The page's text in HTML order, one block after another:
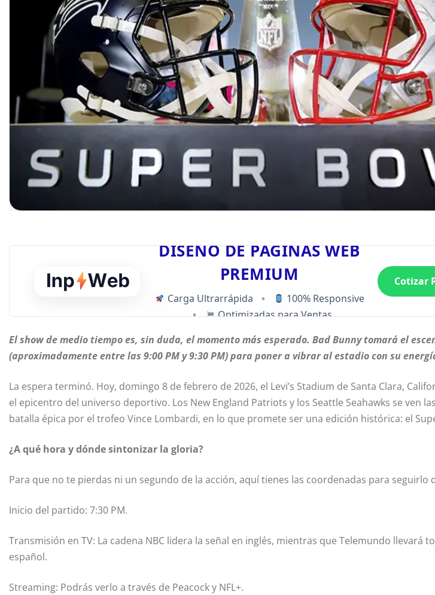
DISEÑO DE PÁGINAS WEB
PREMIUM
Carga Ultrarrápida •
100% Responsive
•
Optimizadas para Ventas
Cotizar
El show de medio tiempo es, sin duda, el momento más esperado. Bad Bunny tomará el
(aproximadamente entre las 9:00 PM y 9:30 PM) para poner a vibrar al estadio con su
La espera terminó. Hoy, domingo 8 de febrero de 2026, el Levi’s Stadium de Santa Clara,
el epicentro del universo deportivo. Los New England Patriots y los Seattle Seahawks se ven
batalla épica por el trofeo Vince Lombardi, en lo que promete ser una edición histórica: el
¿A qué hora y dónde sintonizar la gloria?
Para que no te pierdas ni un segundo de la acción, aquí tienes las coordenadas para seguirlo
Inicio del partido: 7:30 PM.
Transmisión en TV: La cadena NBC lidera la señal en inglés, mientras que Telemundo llevará
español.
Streaming: Podrás verlo a través de Peacock y NFL+.